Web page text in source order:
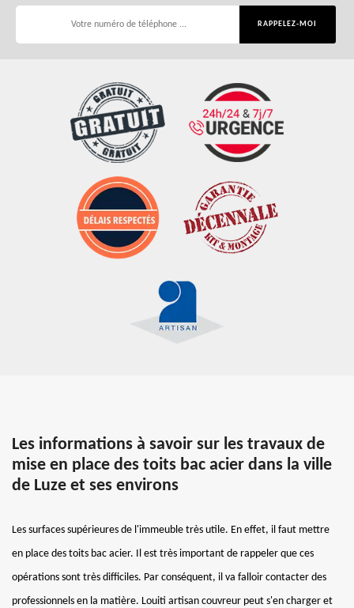
Les informations à savoir sur les travaux de
mise en place des toits bac acier dans la ville
de Luze et ses environs
Les surfaces supérieures de l'immeuble très utile. En effet, il faut mettre
en place des toits bac acier. Il est très important de rappeler que ces
opérations sont très difficiles. Par conséquent, il va falloir contacter des
professionnels en la matière. Louiti artisan couvreur peut s'en charger et